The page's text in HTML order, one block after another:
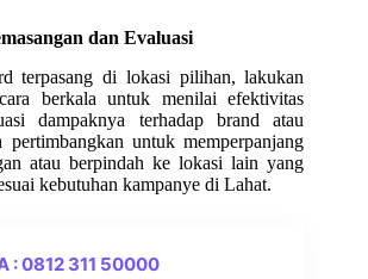
dan Evaluasi
terpasang di lokasi pilihan, lakukan
berkala untuk menilai efektivitas
dampaknya terhadap brand atau
pertimbangkan untuk memperpanjang
atau berpindah ke lokasi lain yang
kebutuhan kampanye di Lahat.
: 0812 311 50000